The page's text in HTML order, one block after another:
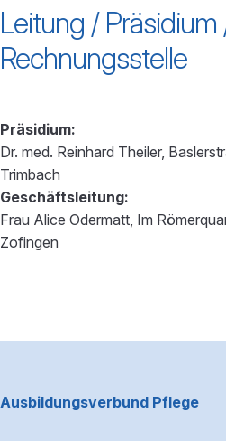
Management
Leitung / Präsidium
Rechnungsstelle
Präsidium:
Dr. med. Reinhard Theiler,
Trimbach
Geschäftsleitung:
Frau Alice Odermatt, Im
Zofingen
Ausbildungsverbund Pflege